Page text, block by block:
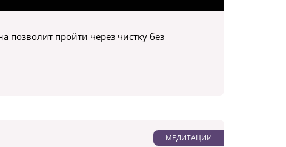
позволит пройти через чистку без
МЕДИТАЦИИ